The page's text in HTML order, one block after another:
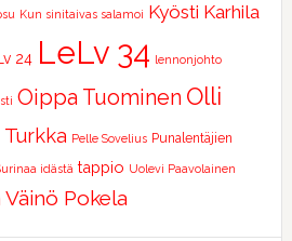
Kun sinitaivas salamoi Kyösti Karhila
24 LeLv 34 lennonjohto
Oippa Tuominen Olli
Pelle Sovelius Punalentäjien
idästä tappio Uolevi Paavolainen
Väinö Pokela